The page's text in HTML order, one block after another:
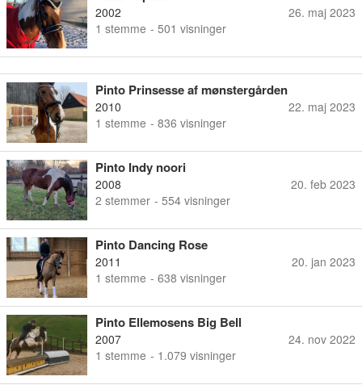
2002
1 stemme - 501 visninger
26. maj 2023
Pinto Prinsesse af mønstergården
2010
1 stemme - 836 visninger
22. maj 2023
Pinto Indy noori
2008
2 stemmer - 554 visninger
20. feb 2023
Pinto Dancing Rose
2011
1 stemme - 638 visninger
20. jan 2023
Pinto Ellemosens Big Bell
2007
1 stemme - 1.079 visninger
24. nov 2022